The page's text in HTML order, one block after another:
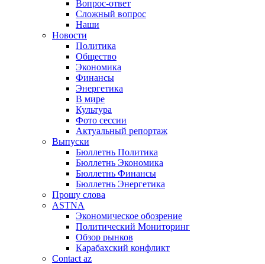
Вопрос-ответ
Сложный вопрос
Наши
Новости
Политика
Общество
Экономика
Финансы
Энергетика
В мире
Культура
Фото сессии
Актуальный репортаж
Выпуски
Бюллетнь Политика
Бюллетнь Экономика
Бюллетнь Финансы
Бюллетнь Энергетика
Прошу слова
ASTNA
Экономическое обозрение
Политический Мониторинг
Обзор рынков
Карабахский конфликт
Contact az